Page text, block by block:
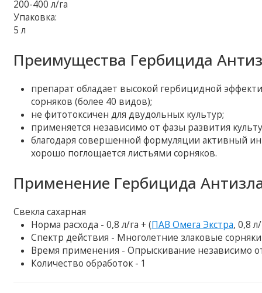
200-400 л/га
Упаковка:
5 л
Преимущества Гербицида
препарат обладает высокой гербицидной
сорняков (более 40 видов);
не фитотоксичен для двудольных культур;
применяется независимо от фазы развития
благодаря совершенной формуляции активный
хорошо поглощается листьями сорняков.
Применение Гербицида
Свекла сахарная
Норма расхода - 0,8 л/га + (ПАВ Омега Экстра, 0,8
Спектр действия - Многолетние злаковые сорняки
Время применения - Опрыскивание независимо
Количество обработок - 1